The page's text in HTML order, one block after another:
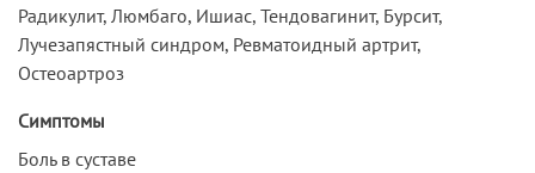
Радикулит, Люмбаго, Ишиас, Тендовагинит, Бурсит,
Лучезапястный синдром, Ревматоидный артрит,
Остеоартроз
Симптомы
Боль в суставе